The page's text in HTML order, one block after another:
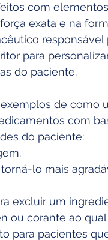
com
exata e na
para
do paciente.
de como
com
do paciente:
lo mais
excluir um
ou corante ao
para pacientes